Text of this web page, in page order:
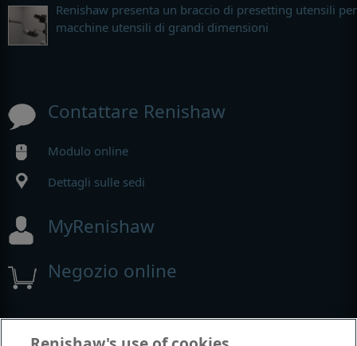
Renishaw presenta un braccio di presetting utensili per
macchine utensili di grandi dimensioni
Contattare Renishaw
Modulo online
Dettagli sulle sedi
MyRenishaw
Negozio online
Fiere e conferenze